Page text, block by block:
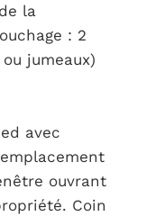
la
: 2
jumeaux)
avec
ouvrant
Coin